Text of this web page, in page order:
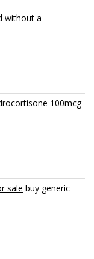
without a
100mcg
sale buy generic